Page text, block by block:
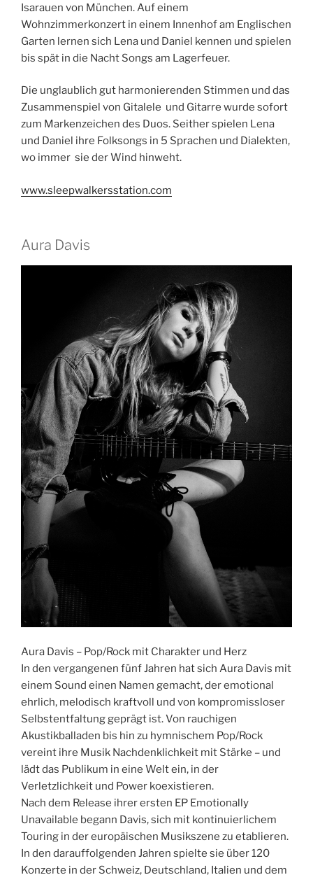
Isarauen von München. Auf einem
Wohnzimmerkonzert in einem Innenhof am Englischen
Garten lernen sich Lena und Daniel kennen und spielen
bis spät in die Nacht Songs am Lagerfeuer.
Die unglaublich gut harmonierenden Stimmen und das
Zusammenspiel von Gitalele und Gitarre wurde sofort
zum Markenzeichen des Duos. Seither spielen Lena
und Daniel ihre Folksongs in 5 Sprachen und Dialekten,
wo immer sie der Wind hinweht.
www.sleepwalkersstation.com
Aura Davis
Aura Davis – Pop/Rock mit Charakter und Herz
In den vergangenen fünf Jahren hat sich Aura Davis mit
einem Sound einen Namen gemacht, der emotional
ehrlich, melodisch kraftvoll und von kompromissloser
Selbstentfaltung geprägt ist. Von rauchigen
Akustikballaden bis hin zu hymnischem Pop/Rock
vereint ihre Musik Nachdenklichkeit mit Stärke – und
lädt das Publikum in eine Welt ein, in der
Verletzlichkeit und Power koexistieren.
Nach dem Release ihrer ersten EP Emotionally
Unavailable begann Davis, sich mit kontinuierlichem
Touring in der europäischen Musikszene zu etablieren.
In den darauffolgenden Jahren spielte sie über 120
Konzerte in der Schweiz, Deutschland, Italien und dem